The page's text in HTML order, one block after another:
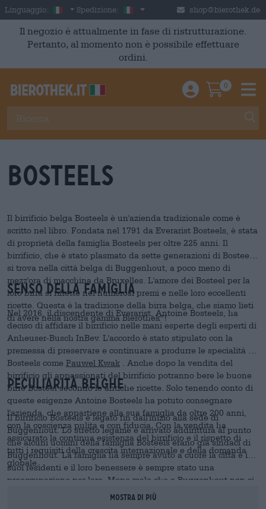
Skip to main content
Linguaggio: Italian
Spedizione: Italia shop@bierothek.de
Il negozio è attualmente in fase di ristrutturazione.
Pertanto, al momento non è possibile effettuare
ordini.
Einloggen /
0
Bosteels
Il birrificio belga Bosteels è un'azienda tradizionale come è
scritto nel libro. Fondata nel 1791 da Everarist Bosteels, è stata
di proprietà della famiglia Bosteels per oltre 225 anni. Il
birrificio, che è stato plasmato da sette generazioni di Bosteel,
si trova nella città belga di Buggenhout, a poco meno di
mezz'ora di macchina da Bruxelles. L'amore dei Bosteel per la
loro birra si riflette nei numerosi premi e nelle loro eccellenti
ricette. Questa è la tradizione della birra belga, che siamo lieti
di avere nella nostra gamma Bierothek®!
senso della famiglia
Nel 2016, il discendente di Everarist, Antoine Bosteels, ha
deciso di affidare il birrificio nelle mani esperte degli esperti di
Anheuser-Busch InBev. L'accordo è stato stipulato con la
premessa di preservare e continuare a produrre le specialità di
Bosteels come Pauwel Kwak . Anche dopo la vendita del
birrificio gli appassionati del birrificio potranno bere le buone
birre Bosteel secondo le antiche ricette. Solo tenendo conto di
queste esigenze Antoine Bosteels ha potuto consegnare
l'azienda, che appartiene alla sua famiglia da oltre 200 anni,
con la coscienza pulita e con fiducia. Con la vendita ha
assicurato la continua esistenza del birrificio e il rispetto di
tutti i requisiti della crescita internazionale e della domanda
globale.
Peculiarità belghe
Il birrificio Bosteels è legato fin dall'inizio alla sede di
Buggenhout. Lo stretto legame è arrivato addirittura al punto
che alcuni uomini della famiglia Bosteels erano già sindaci di
Buggenhout. La famiglia ha sempre avuto a cuore la città e i
suoi residenti e il loro benessere è sempre stato una
preoccupazione per loro. Meno male che a Buggenhout non si
limitano a fornire la loro buona birra, perché ci perderemmo
Mostra di più